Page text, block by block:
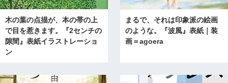
木の葉の点描が、本の帯の上
で目を惹きます。『2センチの
隙間』表紙イラストレーショ
ン
まるで、それは印象派の絵画
のような。『波風』表紙｜装
画＝agoera